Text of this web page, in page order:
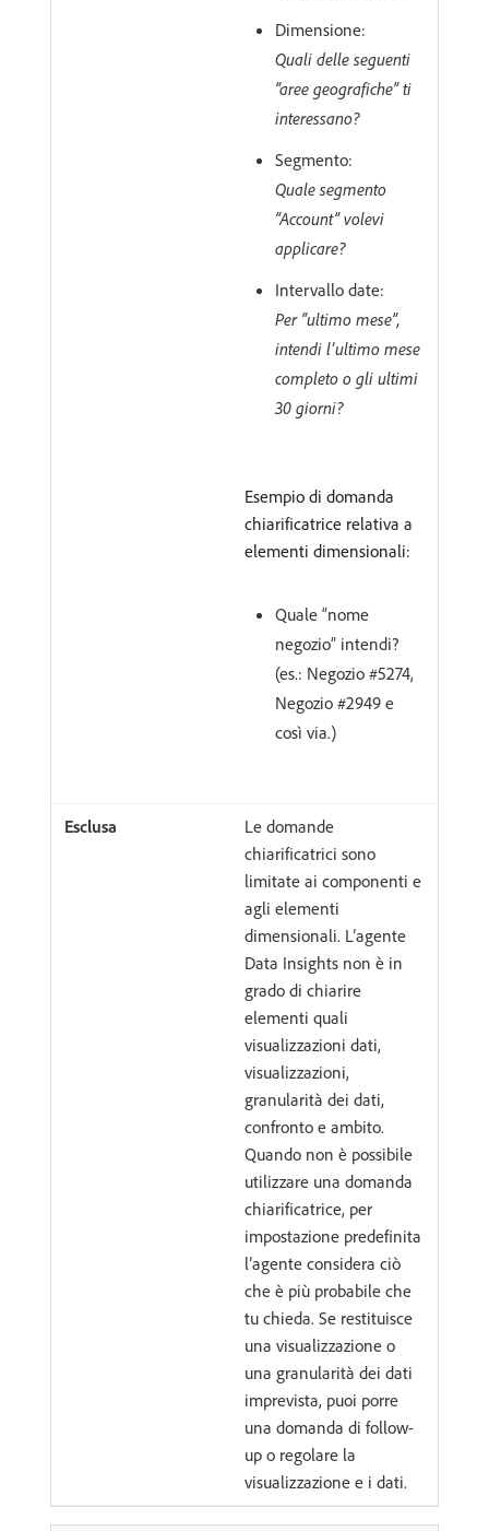
Dimensione:
Quali delle seguenti
“aree geografiche” ti
interessano?
Segmento:
Quale segmento
“Account” volevi
applicare?
Intervallo date:
Per “ultimo mese”,
intendi l’ultimo mese
completo o gli ultimi
30 giorni?
Esempio di domanda
chiarificatrice relativa a
elementi dimensionali:
Quale “nome
negozio” intendi?
(es.: Negozio #5274,
Negozio #2949 e
così via.)
Le domande
chiarificatrici sono
limitate ai componenti e
agli elementi
dimensionali. L’agente
Data Insights non è in
grado di chiarire
elementi quali
visualizzazioni dati,
visualizzazioni,
granularità dei dati,
confronto e ambito.
Quando non è possibile
utilizzare una domanda
chiarificatrice, per
impostazione predefinita
l’agente considera ciò
che è più probabile che
tu chieda. Se restituisce
una visualizzazione o
una granularità dei dati
imprevista, puoi porre
una domanda di follow-
up o regolare la
visualizzazione e i dati.